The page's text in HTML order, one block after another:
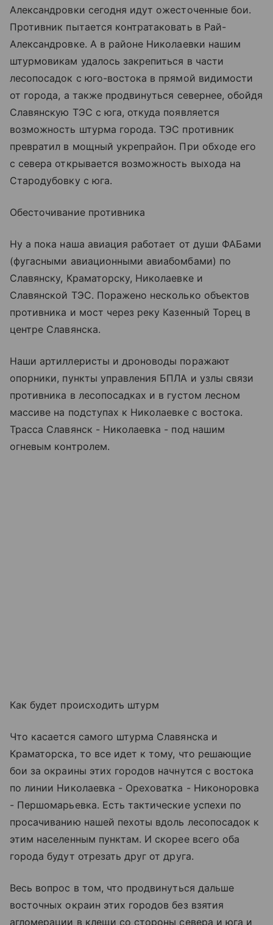
Александровки сегодня идут ожесточенные бои.
Противник пытается контратаковать в Рай-
Александровке. А в районе Николаевки нашим
штурмовикам удалось закрепиться в части
лесопосадок с юго-востока в прямой видимости
от города, а также продвинуться севернее, обойдя
Славянскую ТЭС с юга, откуда появляется
возможность штурма города. ТЭС противник
превратил в мощный укрепрайон. При обходе его
с севера открывается возможность выхода на
Стародубовку с юга.
Обесточивание противника
Ну а пока наша авиация работает от души ФАБами
(фугасными авиационными авиабомбами) по
Славянску, Краматорску, Николаевке и
Славянской ТЭС. Поражено несколько объектов
противника и мост через реку Казенный Торец в
центре Славянска.
Наши артиллеристы и дроноводы поражают
опорники, пункты управления БПЛА и узлы связи
противника в лесопосадках и в густом лесном
массиве на подступах к Николаевке с востока.
Трасса Славянск - Николаевка - под нашим
огневым контролем.
Как будет происходить штурм
Что касается самого штурма Славянска и
Краматорска, то все идет к тому, что решающие
бои за окраины этих городов начнутся с востока
по линии Николаевка - Ореховатка - Никоноровка
- Першомарьевка. Есть тактические успехи по
просачиванию нашей пехоты вдоль лесопосадок к
этим населенным пунктам. И скорее всего оба
города будут отрезать друг от друга.
Весь вопрос в том, что продвинуться дальше
восточных окраин этих городов без взятия
агломерации в клещи со стороны севера и юга и